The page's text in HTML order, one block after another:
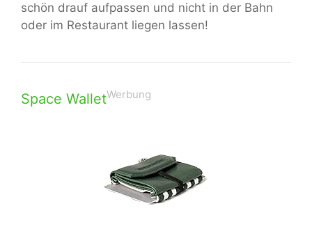
schön drauf aufpassen und nicht in der Bahn
oder im Restaurant liegen lassen!
Space WalletWerbung